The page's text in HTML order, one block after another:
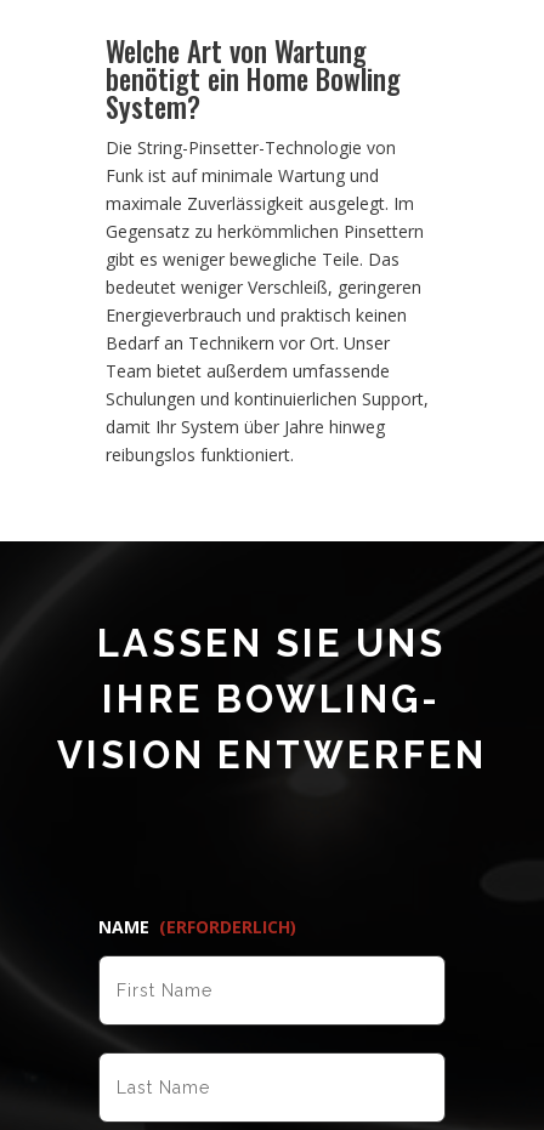
Welche Art von Wartung
benötigt ein Home Bowling
System?
Die String-Pinsetter-Technologie von
Funk ist auf minimale Wartung und
maximale Zuverlässigkeit ausgelegt. Im
Gegensatz zu herkömmlichen Pinsettern
gibt es weniger bewegliche Teile. Das
bedeutet weniger Verschleiß, geringeren
Energieverbrauch und praktisch keinen
Bedarf an Technikern vor Ort. Unser
Team bietet außerdem umfassende
Schulungen und kontinuierlichen Support,
damit Ihr System über Jahre hinweg
reibungslos funktioniert.
LASSEN SIE UNS
IHRE BOWLING-
VISION ENTWERFEN
NAME (ERFORDERLICH)